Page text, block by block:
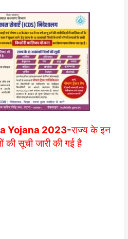
Yojana 2023-राज्य के इन
की सूची जारी की गई है